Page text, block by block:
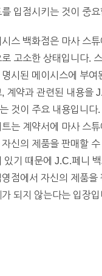
입점시키는 것이 중요
스 백화점은 마사 스튜
고소한 상태입니다.
시된 메이시스에 부여
계약과 관련된 내용을
것이 주요 내용입니다
는 계약서에 마사 스튜
신의 제품을 판매할 수
있기 때문에 J.C.페니 백
점에서 자신의 제품을
되지 않는다는 입장입